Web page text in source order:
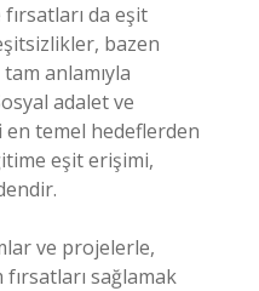
da eşit
bazen
anlamıyla
adalet ve
temel hedeflerden
eşit erişimi,
ve projelerle,
sağlamak